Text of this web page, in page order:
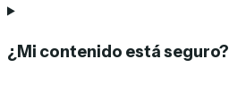
¿Mi contenido está seguro?